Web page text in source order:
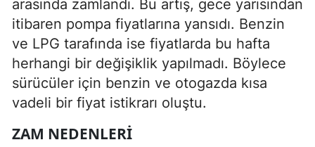
arasında zamlandı. Bu artış, gece yarısından
itibaren pompa fiyatlarına yansıdı. Benzin
ve LPG tarafında ise fiyatlarda bu hafta
herhangi bir değişiklik yapılmadı. Böylece
sürücüler için benzin ve otogazda kısa
vadeli bir fiyat istikrarı oluştu.
ZAM NEDENLERI